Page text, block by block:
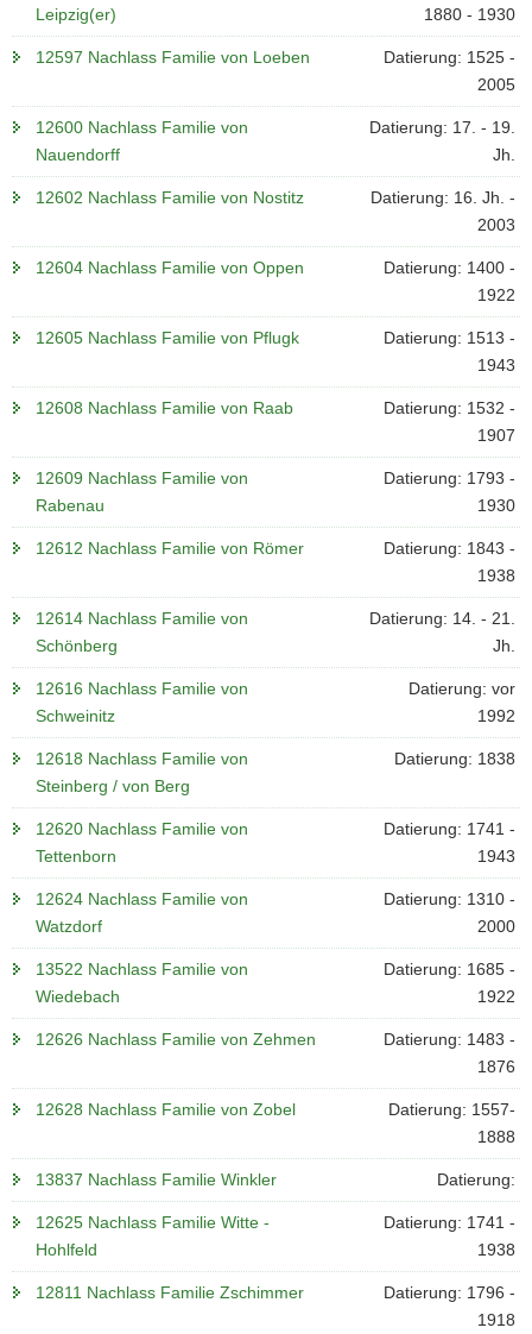
Leipzig(er)
1880 - 1930
12597 Nachlass Familie von Loeben
Datierung: 1525 -
2005
12600 Nachlass Familie von
Nauendorff
Datierung: 17. - 19.
Jh.
12602 Nachlass Familie von Nostitz
Datierung: 16. Jh. -
2003
12604 Nachlass Familie von Oppen
Datierung: 1400 -
1922
12605 Nachlass Familie von Pflugk
Datierung: 1513 -
1943
12608 Nachlass Familie von Raab
Datierung: 1532 -
1907
12609 Nachlass Familie von
Rabenau
Datierung: 1793 -
1930
12612 Nachlass Familie von Römer
Datierung: 1843 -
1938
12614 Nachlass Familie von
Schönberg
Datierung: 14. - 21.
Jh.
12616 Nachlass Familie von
Schweinitz
Datierung: vor
1992
12618 Nachlass Familie von
Steinberg / von Berg
Datierung: 1838
12620 Nachlass Familie von
Tettenborn
Datierung: 1741 -
1943
12624 Nachlass Familie von
Watzdorf
Datierung: 1310 -
2000
13522 Nachlass Familie von
Wiedebach
Datierung: 1685 -
1922
12626 Nachlass Familie von Zehmen
Datierung: 1483 -
1876
12628 Nachlass Familie von Zobel
Datierung: 1557-
1888
13837 Nachlass Familie Winkler Datierung:
12625 Nachlass Familie Witte -
Hohlfeld
Datierung: 1741 -
1938
12811 Nachlass Familie Zschimmer
Datierung: 1796 -
1918